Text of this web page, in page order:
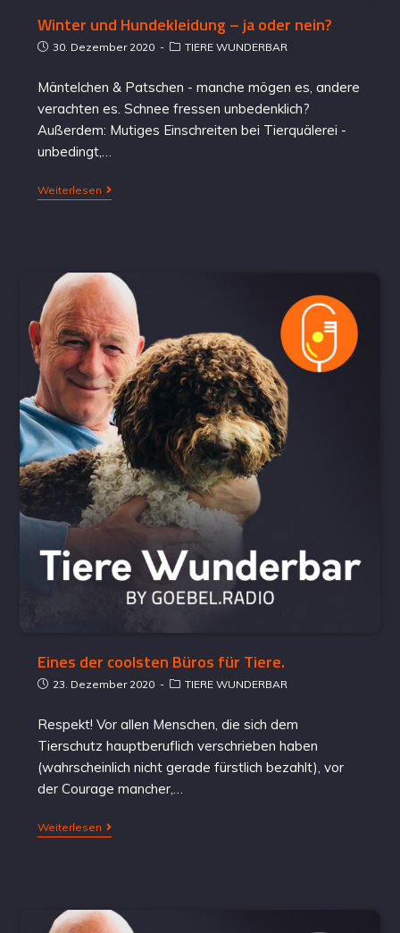
Winter und Hundekleidung – ja oder nein?
30. Dezember 2020 TIERE WUNDERBAR
Mäntelchen & Patschen - manche mögen es, andere
verachten es. Schnee fressen unbedenklich?
Außerdem: Mutiges Einschreiten bei Tierquälerei -
unbedingt,…
Weiterlesen
Eines der coolsten Büros für Tiere.
23. Dezember 2020 TIERE WUNDERBAR
Respekt! Vor allen Menschen, die sich dem
Tierschutz hauptberuflich verschrieben haben
(wahrscheinlich nicht gerade fürstlich bezahlt), vor
der Courage mancher,…
Weiterlesen